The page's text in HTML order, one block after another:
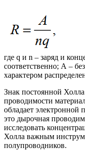
где q и n – заряд и
соответственно; А –
характером
Знак постоянной
проводимости
обладает электронной
это дырочная
исследовать
Холла важным
полупроводников.